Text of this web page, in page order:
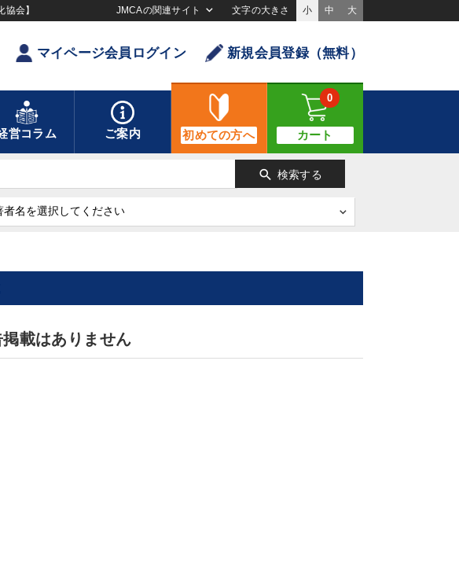
会】 JMCAの関連サイト 文字の大きさ 小 中 大
マイページ会員ログイン 新規会員登録（無料）
営コラム ご案内 初めての方へ カート
0
search 検索する
載はありません